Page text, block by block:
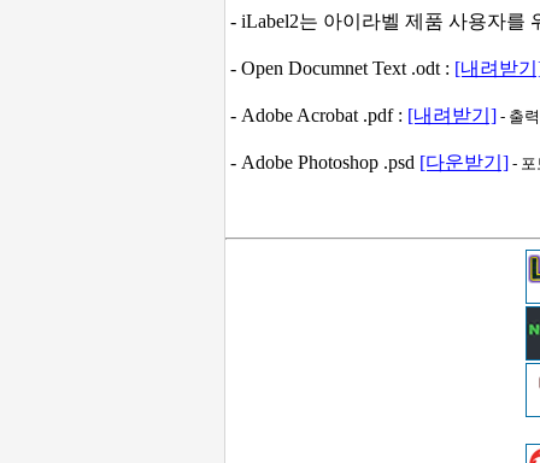
- iLabel2는 아이라벨 제품 사용자
- Open Documnet Text .odt : [내려받
- Adobe Acrobat .pdf : [내려받기] - 출
- Adobe Photoshop .psd [다운받기] - 포